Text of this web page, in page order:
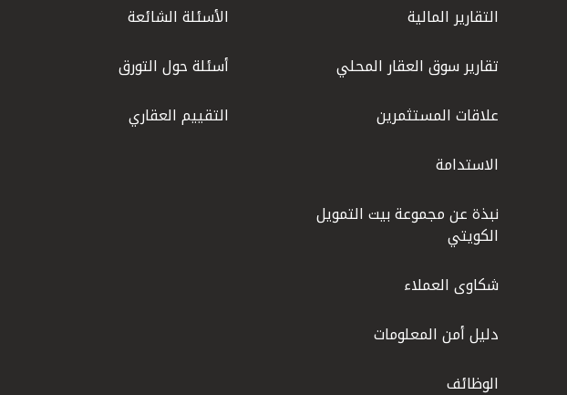
التقارير المالية
تقارير سوق العقار المحلي
علاقات المستثمرين
الاستدامة
نبذة عن مجموعة بيت التمويل
الكويتي
شكاوى العملاء
دليل أمن المعلومات
الوظائف
الأسئلة الشائعة
أسئلة حول التورق
التقييم العقاري